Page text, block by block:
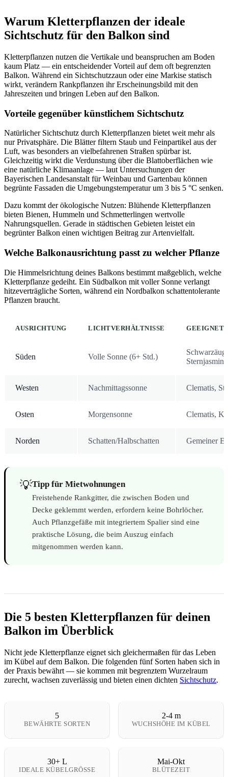
Warum Kletterpflanzen der ideale
Sichtschutz für den Balkon sind
Kletterpflanzen nutzen die Vertikale und beanspruchen am Boden
kaum Platz — ein entscheidender Vorteil auf dem oft begrenzten
Balkon. Während ein Sichtschutzzaun oder eine Markise statisch
wirkt, verändern Rankpflanzen ihr Erscheinungsbild mit den
Jahreszeiten und bringen Leben auf den Balkon.
Vorteile gegenüber künstlichem Sichtschutz
Natürlicher Sichtschutz durch Kletterpflanzen bietet weit mehr als
nur Privatsphäre. Die Blätter filtern Staub und Feinpartikel aus der
Luft, was besonders an vielbefahrenen Straßen spürbar ist.
Gleichzeitig wirkt die Verdunstung über die Blattoberflächen wie
eine natürliche Klimaanlage — laut Untersuchungen der
Bayerischen Landesanstalt für Weinbau und Gartenbau können
begrünte Fassaden die Umgebungstemperatur um 3 bis 5 °C senken.
Dazu kommt der ökologische Nutzen: Blühende Kletterpflanzen
bieten Bienen, Hummeln und Schmetterlingen wertvolle
Nahrungsquellen. Gerade in städtischen Gebieten leistet ein
begrünter Balkon einen wichtigen Beitrag zur Artenvielfalt.
Welche Balkonausrichtung passt zu welcher Pflanze
Die Himmelsrichtung deines Balkons bestimmt maßgeblich, welche
Kletterpflanze gedeiht. Ein Südbalkon mit voller Sonne verlangt
hitzeverträgliche Sorten, während ein Nordbalkon schattentolerante
Pflanzen braucht.
AUSRICHTUNG LICHTVERHÄLTNISSE
Süden Volle Sonne (6+ Std.)
Sternjasmin
Westen Nachmittagssonne Clematis,
Osten Morgensonne Clematis,
Norden Schatten/Halbschatten Gemeiner
💡Tipp für Mietwohnungen
Freistehende Rankgitter, die zwischen Boden und
Decke geklemmt werden, erfordern keine Bohrlöcher.
Auch Pflanzgefäße mit integriertem Spalier sind eine
praktische Lösung, die beim Auszug einfach
mitgenommen werden kann.
Die 5 besten Kletterpflanzen für deinen
Balkon im Überblick
Nicht jede Kletterpflanze eignet sich gleichermaßen für das Leben
im Kübel auf dem Balkon. Die folgenden fünf Sorten haben sich in
der Praxis bewährt — sie kommen mit begrenztem Wurzelraum
zurecht, wachsen zuverlässig und bieten einen dichten Sichtschutz.
5
BEWÄHRTE SORTEN
2-4 m
WUCHSHÖHE IM KÜBEL
30+ L
IDEALE KÜBELGRÖSSE
Mai-Okt
BLÜTEZEIT